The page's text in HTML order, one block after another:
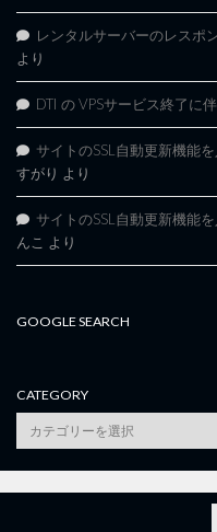
レンタルサーバーのレスポ
より
DTI の VPSサービス終了に
サイトのSSL自動更新機能
すがり より
サイトのSSL自動更新機能
んこ より
GOOGLE SEARCH
CATEGORY
category